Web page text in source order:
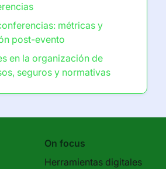
métricas y
post-evento
en la organización de
seguros y normativas
On focus
Herramientas digitales